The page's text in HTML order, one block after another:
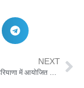
NEXT